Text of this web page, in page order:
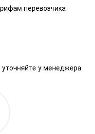
перевозчика
у менеджера